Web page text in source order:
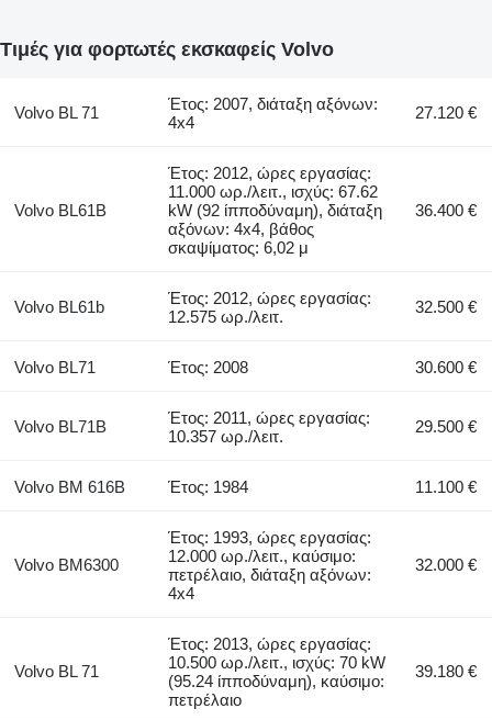
Τιμές για φορτωτές εκσκαφείς Volvo
Volvo BL 71
Έτος: 2007, διάταξη αξόνων:
4x4
27.120 €
Volvo BL61B
Έτος: 2012, ώρες εργασίας:
11.000 ωρ./λειτ., ισχύς: 67.62
kW (92 ίπποδύναμη), διάταξη
αξόνων: 4x4, βάθος
σκαψίματος: 6,02 μ
36.400 €
Volvo BL61b
Έτος: 2012, ώρες εργασίας:
12.575 ωρ./λειτ.
32.500 €
Volvo BL71 Έτος: 2008 30.600 €
Volvo BL71B
Έτος: 2011, ώρες εργασίας:
10.357 ωρ./λειτ.
29.500 €
Volvo BM 616B Έτος: 1984 11.100 €
Volvo BM6300
Έτος: 1993, ώρες εργασίας:
12.000 ωρ./λειτ., καύσιμο:
πετρέλαιο, διάταξη αξόνων:
4x4
32.000 €
Volvo BL 71
Έτος: 2013, ώρες εργασίας:
10.500 ωρ./λειτ., ισχύς: 70 kW
(95.24 ίπποδύναμη), καύσιμο:
πετρέλαιο
39.180 €